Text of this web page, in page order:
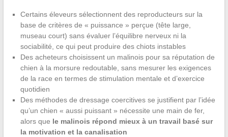
Certains éleveurs sélectionnent des reproducteurs sur la
base de critères de « puissance » perçue (tête large,
museau court) sans évaluer l’équilibre nerveux ni la
sociabilité, ce qui peut produire des chiots instables
Des acheteurs choisissent un malinois pour sa réputation de
chien à la morsure redoutable, sans mesurer les exigences
de la race en termes de stimulation mentale et d’exercice
quotidien
Des méthodes de dressage coercitives se justifient par l’idée
qu’un chien « aussi puissant » nécessite une main de fer,
alors que le malinois répond mieux à un travail basé sur
la motivation et la canalisation